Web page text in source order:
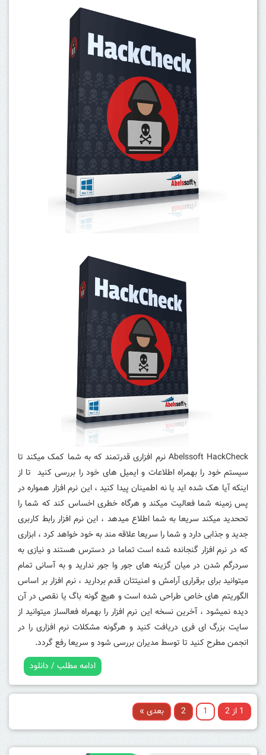
Abelssoft HackCheck نرم افزاری قدرتمند که به شما کمک میکند تا
سیستم خود را بهمراه اطلاعات و ایمیل های خود را بررسی کنید تا از
اینکه آیا هک شده اید یا نه اطمینان پیدا کنید ، این نرم افزار همواره در
پس زمینه شما فعالیت میکند و هرگاه خطری اخساس کند که شما را
تححدید میکند سریعا به شما اطلاع میدهد ، این نرم افزار رابط کاربری
جدید و جذابی دارد و شما را سریعا علاقه مند به خود خواهد کرد ، ابزاری
که در نرم افزار گنجانده شده است تماما در دسترس هستند و نیازی به
سردرگم شدن در میان گزینه های جور وا جور ندارید و به آسانی تمام
میتوانید برای برقراری آرامش و امنیتتان قدم بردارید ، نرم افزار بر اساس
الگوریتم های خاص طراحی شده است و هیچ گونه باگ یا نقصی در آن
دیده نمیشود ، آخرین نسخه این نرم افزار را بهمراه فعالساز میتوانید از
سایت بزرگ ای فری دریافت کنید و هرگونه مشکلات نرم افزاری را در
انجمن مطرح کنید تا توسط مدیران بررسی شود و سریعا رفع گردد.
ادامه مطلب / دانلود
1 از 2 1
2 بعدی »